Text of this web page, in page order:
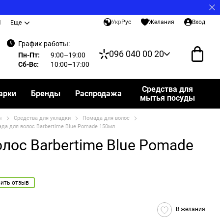
Еще Укр Рус Желания Вход
График работы:
Пн-Пт:
9:00–19:00
Сб-Вс:
10:00–17:00
096 040 00 20
Бренды Распродажа
Средства для
мытья посуды
Средства для укладки
Помада для волос
для волос Barbertime Blue Pomade 150мл
Barbertime Blue Pomade
отзыв
В желания